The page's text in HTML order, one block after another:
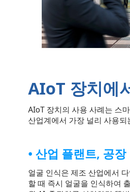
AIoT 장치에
AIoT 장치의 사용 사례는 스
산업계에서 가장 널리 사용
산업 플랜트, 공장
얼굴 인식은 제조 산업에서
할 때 즉시 얼굴을 인식하여